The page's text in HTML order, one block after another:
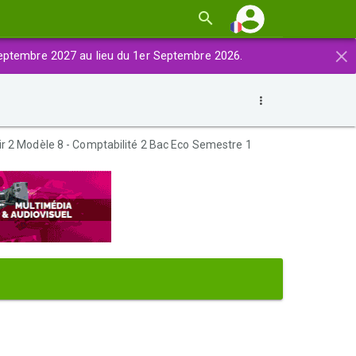
×
2027 au lieu du 1er Septembre 2026.
2 Modèle 8 - Comptabilité 2 Bac Eco Semestre 1